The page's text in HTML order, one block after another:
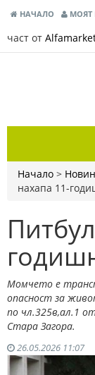
НАЧАЛО МОЯТ
част от
Начало >
нахапа 11-
Момчето е
опасност за
по чл.325в,ал.1
Стара Загора.
26.05.2026 11:07